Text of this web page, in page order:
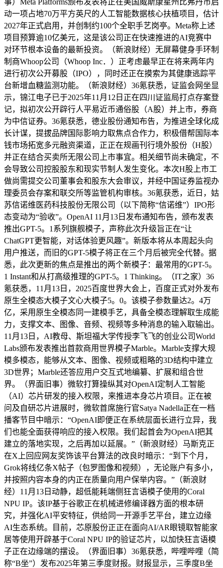
事）Meta Platforms颁布发表将正在美国威斯康星州比弗丹市启
动一项占地70万平方英尺的人工智能数据核心扶植项目，估计
2027年正式启用，并创制约100个全职手艺岗亭。Meta称上述
项目预算逾10亿美元，这是该公司正在快速推进的AI竞赛中
对环节根本设备的最新投资。（新浪财经）无屏幕健身手环制
制商Whoop公司（Whoop Inc．）正考虑最早正在将来两年内
进行初次公开募股（IPO），同时还正在摸索为其健康逃踪平
台新增血糖监测功能。（新浪财经）36氪获悉，证监会网坐显
示，锦江电子已于2025年11月12日正在四川证监局打点存案登
记，拟初次公开辟行人平易近币通俗股（A股）并上市，券商
为中信证券。36氪获悉，德业股份通知布告，为推进全球化成
长计谋，提拔品牌国际影响力取焦点合作力，积极借帮国际本
钱市场拓宽多元融资渠道，正正在规画刊行境外股份（H股）
并正在结合买卖所无限公司上市事宜。相关细节尚未确定，不
会导致公司控股股东和现实节制人发生变化。本次H股上市工
做尚需提交公司董事会和股东大会审议，并经中国证券监视办
理委员会存案和联交所等监管机构审核。36氪获悉，近日，姑
苏信诺维医药科技股份无限公司（以下简称“信诺维”）IPO形
态变动为“验收”。OpenAI 11月13日发布通知布告，颁布发表
推出GPT-5。1系列旗舰模子，声称此次升级旨正在“让
ChatGPT更智能，对话体验更风趣”。新版本将从本周起头向
用户推送，而旧的GPT-5模子将正在三个月后被完全代替。据
悉，此次更新的焦点是推出的两个新模子：最常用的GPT-5。
1 Instant和从打高级推理的GPT-5。1 Thinking。（IT之家）36
氪获悉，11月13日，2025百度世界大会上，百度正式对外发布
原生全模态大模子文心大模子5。0。该模子参数量达2。4万
亿，采用原生全模态同一建模手艺，具备全模态理解取生成能
力，支撑文本、图像、音频、视频等多种消息的输入取输出。
11月13日，AI教母、斯坦福大学传授李飞飞的创业公司World
Labs颁布发表推出首款商用世界模子Marble。Marble支撑大规
模多模态，能够从文本、图像、视频或粗略的3D结构中建立
3D世界；Marble还答应用户交互式地编纂、扩展和组合世
界。（界面旧事）微软打算操纵其对OpenAI定制人工智能
（AI）芯片研发的接入权限，来推进本身芯片项目。正在被
问及自研芯片进展时，微软首席施行官Satya Nadella正在一档
播客节目中暗示：“OpenAI即便正在系统层面长进行立异，我
们也能全面获得响应的接入权限。我们起首会为OpenAI把其
建立的落地实现，之后再加以延展。”（新浪财经）马斯克正
在X上回应网友奖饰该平台算法的改良时暗示：“到下个月，
Grok将线亿条X帖子（包罗图像和视频），无论账户有多小，
并按照内容本身的内正在质量向用户保举内容。”（新浪财
经）11月13日动静，超低能耗端侧狂言语模子使用的Coral
NPU IP。该IP基于谷歌正在机械进修编译器方面的根本研
究，并强化AI平安特征，供给同一开源手艺平台，建立边缘
AI生态系统。目前，芯原股份正正在面向AI/AR眼镜取智能家
居等使用开辟基于Coral NPU IP的验证芯片，以加快狂言语模
子正在边缘端的摆设。（界面旧事）36氪获悉，哔哩哔哩（简
称“B坐”）发布2025年第三季度财报。财报显示，三季度B坐